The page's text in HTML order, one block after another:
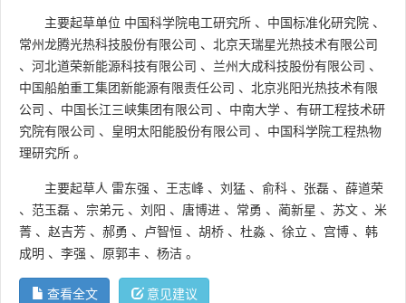
主要起草单位 中国科学院电工研究所 、 中国标准化研究院 、
常州龙腾光热科技股份有限公司 、 北京天瑞星光热技术有限公司
、 河北道荣新能源科技有限公司 、 兰州大成科技股份有限公司 、
中国船舶重工集团新能源有限责任公司 、 北京兆阳光热技术有限
公司 、 中国长江三峡集团有限公司 、 中南大学 、 有研工程技术研
究院有限公司 、 皇明太阳能股份有限公司 、 中国科学院工程热物
理研究所 。
主要起草人 雷东强 、 王志峰 、 刘猛 、 俞科 、 张磊 、 薛道荣
、 范玉磊 、 宗弟元 、 刘阳 、 唐博进 、 常勇 、 蔺新星 、 苏文 、 米
菁 、 赵吉芳 、 郝勇 、 卢智恒 、 胡桥 、 杜淼 、 徐立 、 宫博 、 韩
成明 、 李强 、 原郭丰 、 杨洁 。
查看全文 意见建议